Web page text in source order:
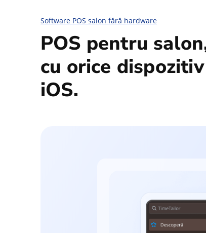
Software POS salon fără hardware
POS pentru
cu orice
iOS.